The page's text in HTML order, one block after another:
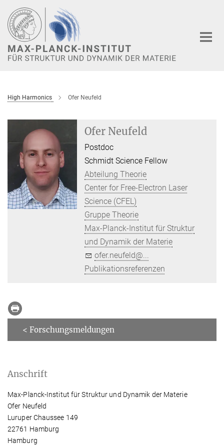
Hauptinhalt
High Harmonics Ofer Neufeld
Ofer Neufeld
Postdoc
Schmidt Science Fellow
Abteilung Theorie
Center for Free-Electron Laser
Science (CFEL)
Gruppe Theorie
Max-Planck-Institut für Struktur
und Dynamik der Materie
ofer.neufeld@...
Publikationsreferenzen
< Forschungsmeldungen
Anschrift
Max-Planck-Institut für Struktur und Dynamik der Materie
Ofer Neufeld
Luruper Chaussee 149
22761 Hamburg
Hamburg